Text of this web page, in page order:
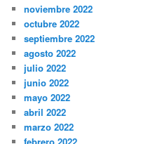
noviembre 2022
octubre 2022
septiembre 2022
agosto 2022
julio 2022
junio 2022
mayo 2022
abril 2022
marzo 2022